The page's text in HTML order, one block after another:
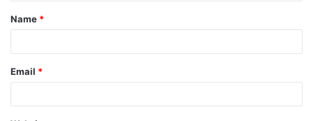
Name *
Email *